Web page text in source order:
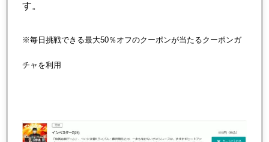
す。
※毎日挑戦できる最大50％オフのクーポンが当たるクーポンガ
チャを利用